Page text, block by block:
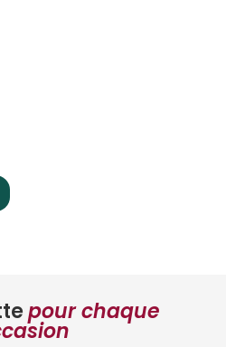
pour chaque